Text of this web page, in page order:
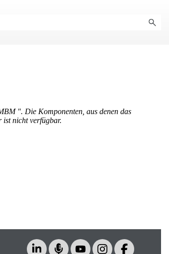
". Die Komponenten, aus denen das
ist nicht verfügbar.